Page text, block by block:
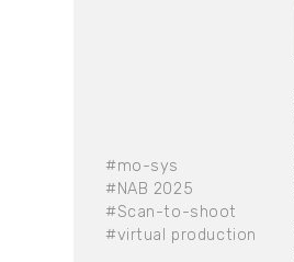
#mo-sys
#NAB 2025
#Scan-to-shoot
#virtual production